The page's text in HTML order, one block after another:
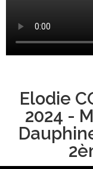
Elodie
2024 -